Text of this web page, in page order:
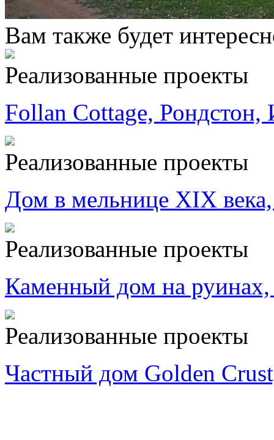
Вам также будет
Реализованные проекты
Follan Cottage, Рондстон,
Реализованные проекты
Дом в мельнице XIX
Реализованные проекты
Каменный дом на
Реализованные проекты
Частный дом Golden